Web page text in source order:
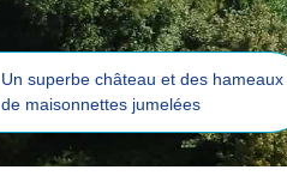
Un superbe château et des hameaux
de maisonnettes jumelées